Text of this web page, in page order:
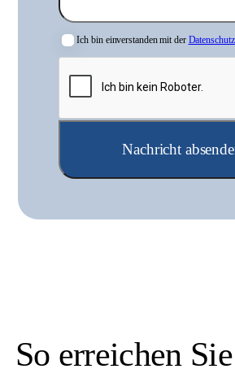
Ich bin einverstanden mit der
Nachricht
So erreichen